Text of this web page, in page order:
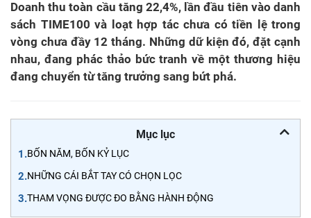
Doanh thu toàn cầu tăng 22,4%, lần đầu tiên vào danh
sách TIME100 và loạt hợp tác chưa có tiền lệ trong
vòng chưa đầy 12 tháng. Những dữ kiện đó, đặt cạnh
nhau, đang phác thảo bức tranh về một thương hiệu
đang chuyển từ tăng trưởng sang bứt phá.
Mục lục
1.BỐN NĂM, BỐN KỶ LỤC
2.NHỮNG CÁI BẮT TAY CÓ CHỌN LỌC
3.THAM VỌNG ĐƯỢC ĐO BẰNG HÀNH ĐỘNG